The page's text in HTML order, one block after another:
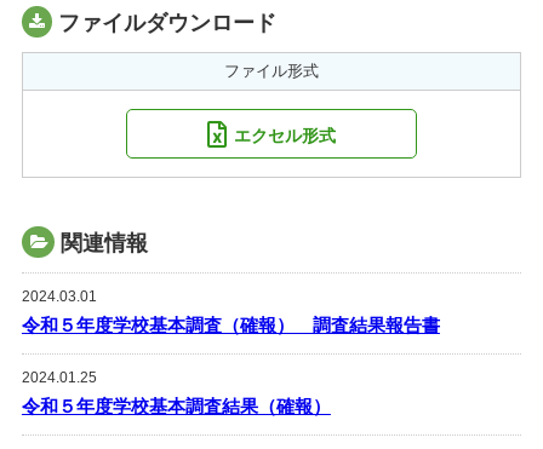
ファイルダウンロード
ファイル形式
エクセル形式
関連情報
2024.03.01
令和５年度学校基本調査（確報） 調査結果報告書
2024.01.25
令和５年度学校基本調査結果（確報）